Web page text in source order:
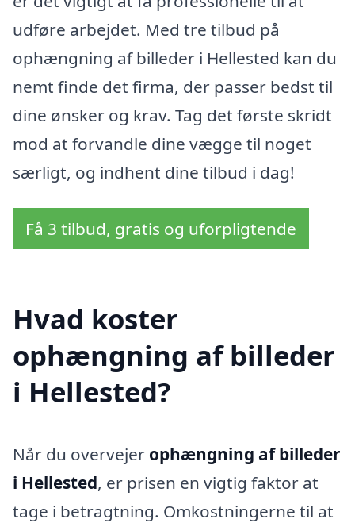
udføre arbejdet. Med tre tilbud på
ophængning af billeder i Hellested kan du
nemt finde det firma, der passer bedst til
dine ønsker og krav. Tag det første skridt
mod at forvandle dine vægge til noget
særligt, og indhent dine tilbud i dag!
Få 3 tilbud, gratis og uforpligtende
Hvad koster
ophængning af billeder
i Hellested?
Når du overvejer ophængning af billeder
i Hellested, er prisen en vigtig faktor at
tage i betragtning. Omkostningerne til at